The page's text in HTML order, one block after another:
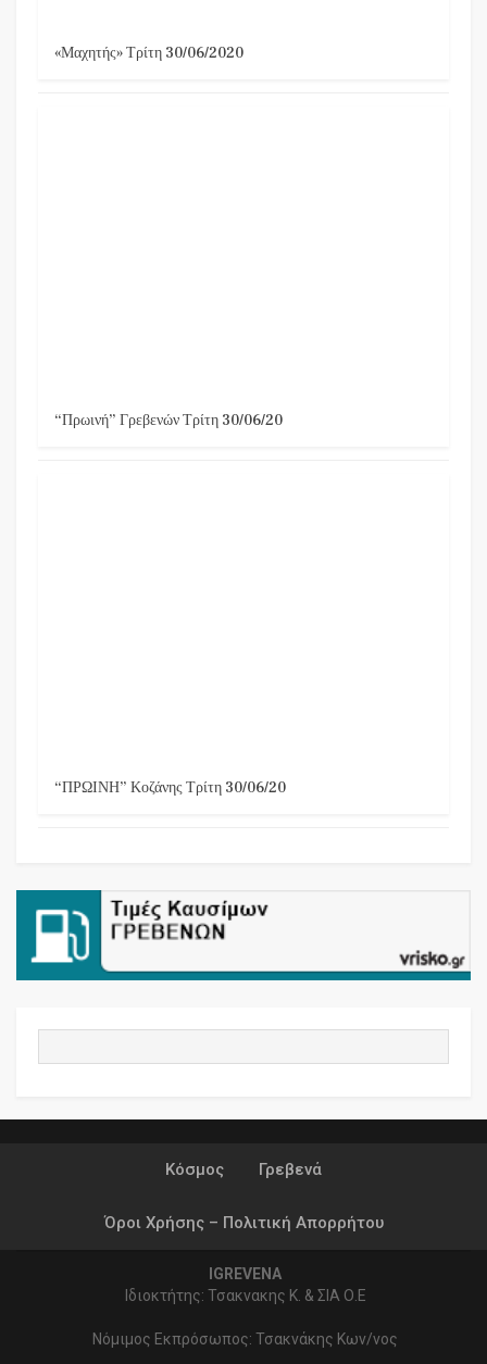
«Μαχητής» Τρίτη 30/06/2020
“Πρωινή” Γρεβενών Τρίτη 30/06/20
“ΠΡΩΙΝΗ” Κοζάνης Τρίτη 30/06/20
Κόσμος Γρεβενά
Όροι Χρήσης – Πολιτική Απορρήτου
IGREVENA
Ιδιοκτήτης: Τσακνακης Κ. & ΣΙΑ Ο.Ε
Νόμιμος Εκπρόσωπος: Τσακνάκης Κων/νος